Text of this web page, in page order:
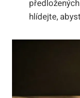
hlídejte,